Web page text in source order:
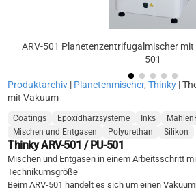
ARV-501 Planetenzentrifugalmischer mit
501
Produktarchiv | Planetenmischer,Thinky |
mit Vakuum
Coatings Epoxidharzsysteme Inks
Mischen und Entgasen
Polyurethan Silikon
Thinky ARV-501 / PU-501
Mischen und Entgasen in einem Arbeitsschritt
Technikumsgröße
Beim ARV-501 handelt es sich um einen